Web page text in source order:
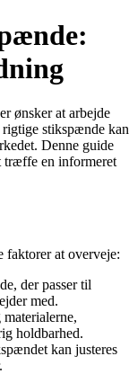
ønsker at arbejde
stikspænde kan
Denne guide
træffe en informeret
faktorer at overveje:
der passer til
med.
holdbarhed.
kan justeres